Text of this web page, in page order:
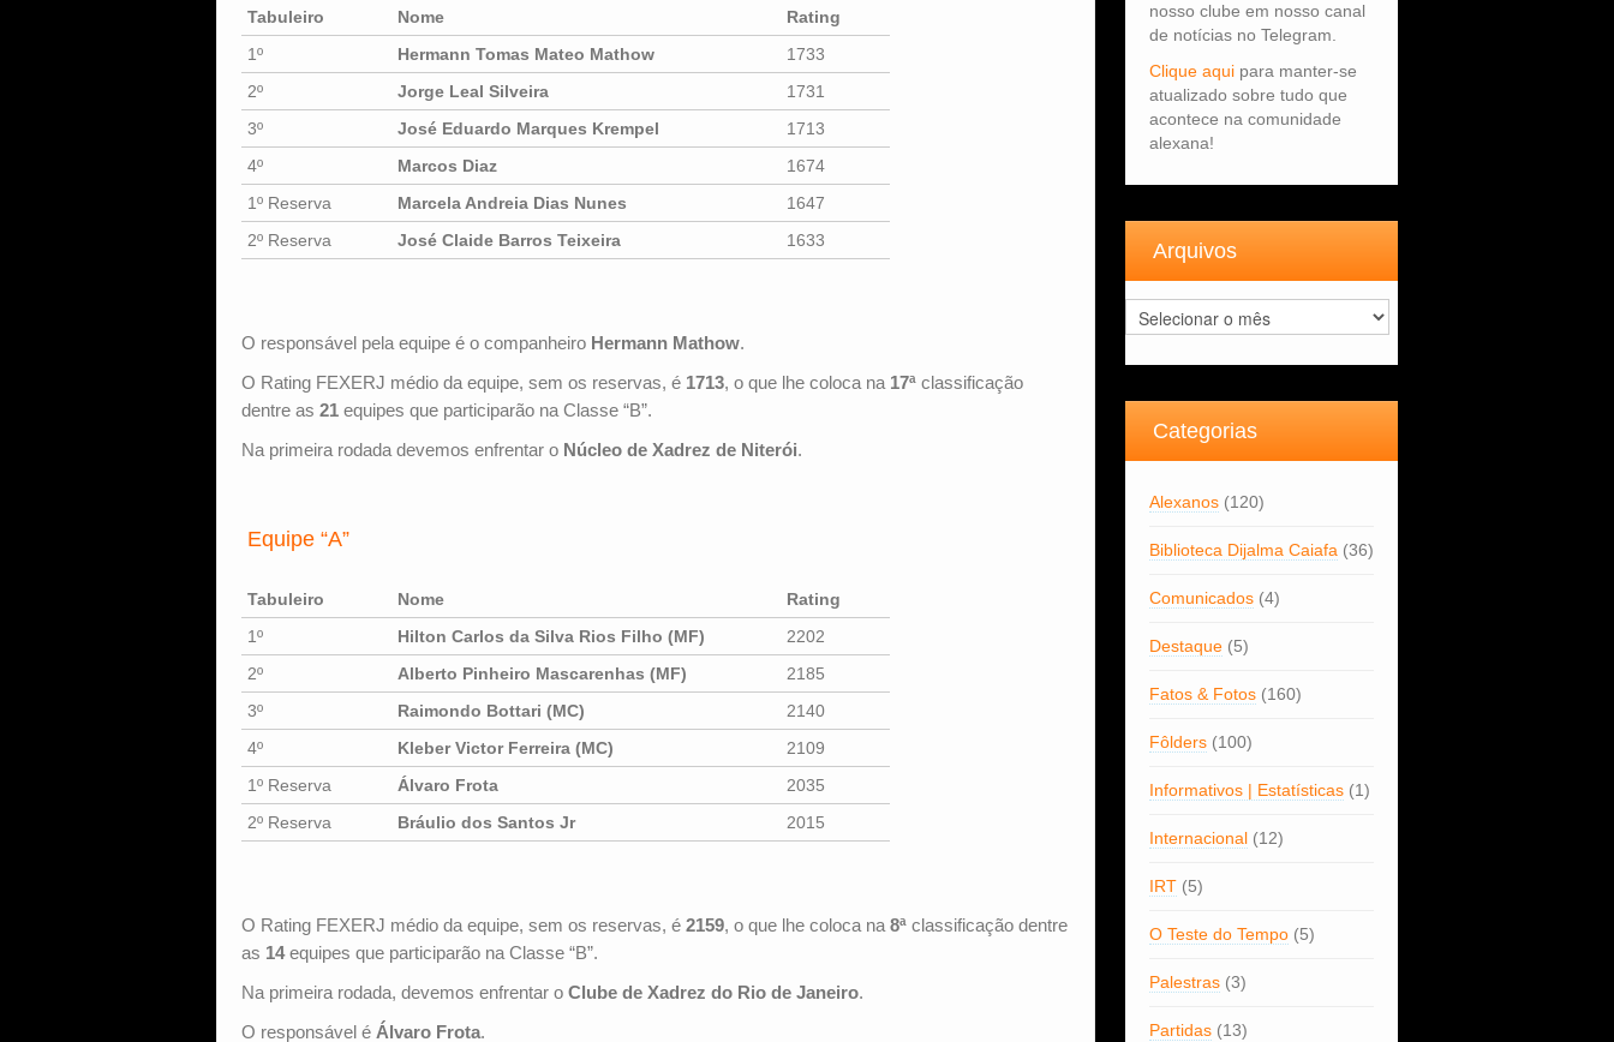
Tabuleiro Nome
Rating
1º
Hermann Tomas Mateo Mathow
1733
2º
Jorge Leal Silveira
1731
3º
José Eduardo Marques Krempel
1713
4º
Marcos Diaz
1674
1º Reserva
Marcela Andreia Dias Nunes
1647
2º Reserva
José Claide Barros Teixeira 1633
O responsável pela equipe é o companheiro Hermann Mathow.
O Rating FEXERJ médio da equipe, sem os reservas, é 1713, o que lhe coloca na 17ª classificação
dentre as 21 equipes que participarão na Classe “B”.
Na primeira rodada devemos enfrentar o Núcleo de Xadrez de Niterói.
Equipe “A”
Tabuleiro Nome
Rating
1º
Hilton Carlos da Silva Rios Filho (MF)
2202
2º
Alberto Pinheiro Mascarenhas (MF)
2185
3º
Raimondo Bottari (MC)
2140
4º
Kleber Victor Ferreira (MC)
2109
1º Reserva
Álvaro Frota
2035
2º Reserva
Bráulio dos Santos Jr 2015
O Rating FEXERJ médio da equipe, sem os reservas, é 2159, o que lhe coloca na 8ª classificação dentre
as 14equipes que participarão na Classe “B”.
Na primeira rodada, devemos enfrentar o Clube de Xadrez do Rio de Janeiro.
O responsável é Álvaro Frota.
nosso clube em nosso canal
de notícias no Telegram.
Clique aquipara manter-se
atualizado sobre tudo que
acontece na comunidade
alexana!
Arquivos
Arquivos
Categorias
Alexanos(120)
Biblioteca Dijalma Caiafa(36)
Comunicados(4)
Destaque(5)
Fatos & Fotos(160)
Fôlders(100)
Informativos | Estatísticas(1)
Internacional(12)
IRT(5)
O Teste do Tempo(5)
Palestras(3)
Partidas(13)